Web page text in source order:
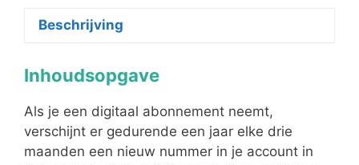
Beschrijving
Inhoudsopgave
Als je een digitaal abonnement neemt,
verschijnt er gedurende een jaar elke drie
maanden een nieuw nummer in je account in